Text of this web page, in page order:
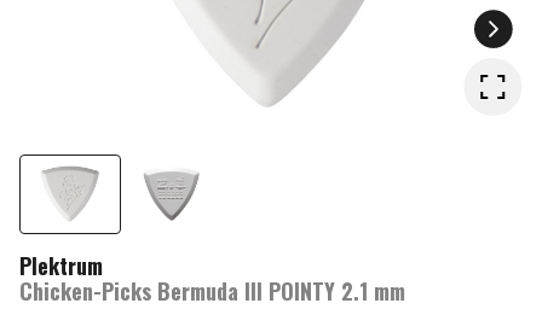
Plektrum
Chicken-Picks Bermuda III POINTY 2.1 mm